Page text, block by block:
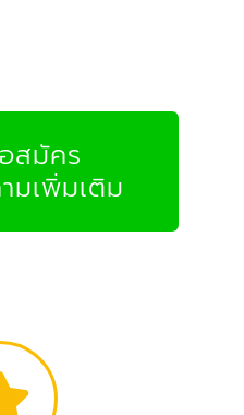
สมัคร
มเพิ่มเติม